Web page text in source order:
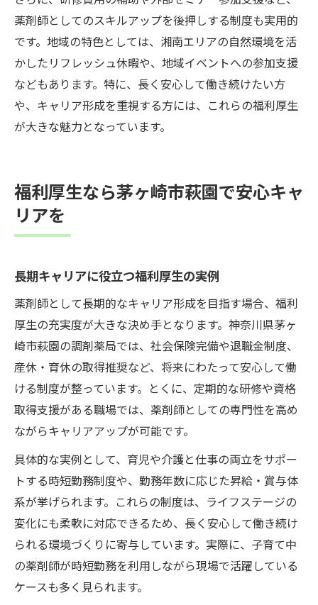
薬剤師としてのスキルアップを後押しする制度も実用的
です。地域の特色としては、湘南エリアの自然環境を活
かしたリフレッシュ休暇や、地域イベントへの参加支援
などもあります。特に、長く安心して働き続けたい方
や、キャリア形成を重視する方には、これらの福利厚生
が大きな魅力となっています。
福利厚生なら茅ヶ崎市萩園で安心キャ
リアを
長期キャリアに役立つ福利厚生の実例
薬剤師として長期的なキャリア形成を目指す場合、福利
厚生の充実度が大きな決め手となります。神奈川県茅ヶ
崎市萩園の調剤薬局では、社会保険完備や退職金制度、
産休・育休の取得推奨など、将来にわたって安心して働
ける制度が整っています。とくに、定期的な研修や資格
取得支援がある職場では、薬剤師としての専門性を高め
ながらキャリアアップが可能です。
具体的な実例として、育児や介護と仕事の両立をサポー
トする時短勤務制度や、勤務年数に応じた昇給・賞与体
系が挙げられます。これらの制度は、ライフステージの
変化にも柔軟に対応できるため、長く安心して働き続け
られる環境づくりに寄与しています。実際に、子育て中
の薬剤師が時短勤務を利用しながら現場で活躍している
ケースも多く見られます。